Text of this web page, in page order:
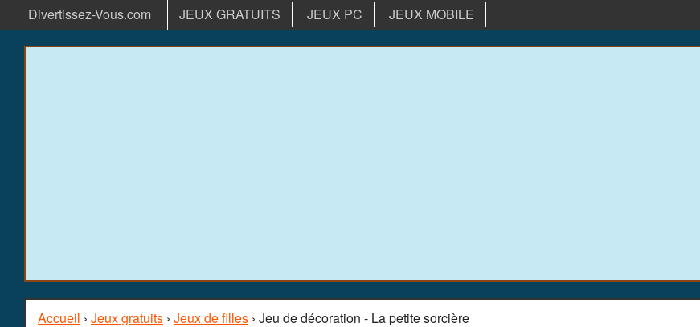
Divertissez-Vous.com JEUX GRATUITS JEUX PC JEUX MOBILE
Accueil › Jeux gratuits › Jeux de filles › Jeu de décoration - La petite sorcière